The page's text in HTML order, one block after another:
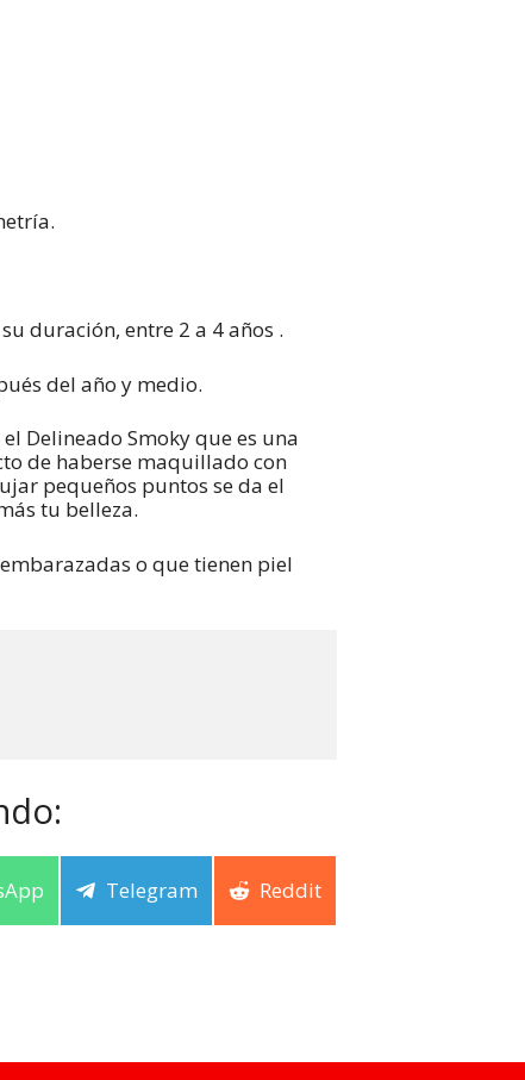
duración, entre 2 a 4 años .
del año y medio.
Delineado Smoky que es una
de haberse maquillado con
pequeños puntos se da el
tu belleza.
o que tienen piel
Telegram Reddit